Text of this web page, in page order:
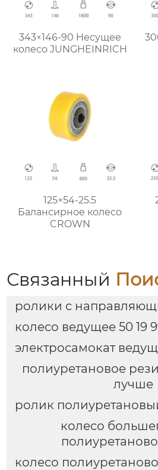
343×146-90 Hесущее
колесо JUNGHEINRICH
125×54-25.5
Балансирное колесо
CROWN
Связанный
ролики с
колесо ведущее 50 19
электросамокат
полиуретановое
лучше
ролик
колесо
колесо